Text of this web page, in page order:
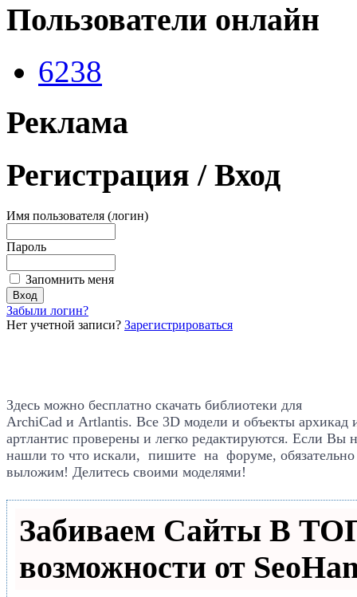
Пользователи онлайн
6238
Реклама
Регистрация / Вход
Имя пользователя (логин)
Пароль
Запомнить меня
Забыли логин?
Нет учетной записи? Зарегистрироваться
Здесь можно бесплатно скачать библиотеки для
ArchiCad и Artlantis. Все 3D модели и объекты архикад
артлантис проверены и легко редактируются. Если Вы
нашли то что искали, пишите на форуме, обязательно
выложим! Делитесь своими моделями!
Забиваем Сайты В
возможности от